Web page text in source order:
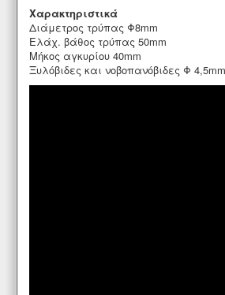
Χαρακτηριστικά
Διάμετρος τρύπας Φ8mm
Ελάχ. βάθος τρύπας 50mm
Μήκος αγκυρίου 40mm
Ξυλόβιδες και νοβοπανόβιδες Φ